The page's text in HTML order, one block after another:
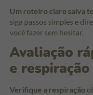
Um roteiro claro salva
siga passos simples e
você fazer sem hesitar.
Avaliação
e respiração
Verifique a respiração